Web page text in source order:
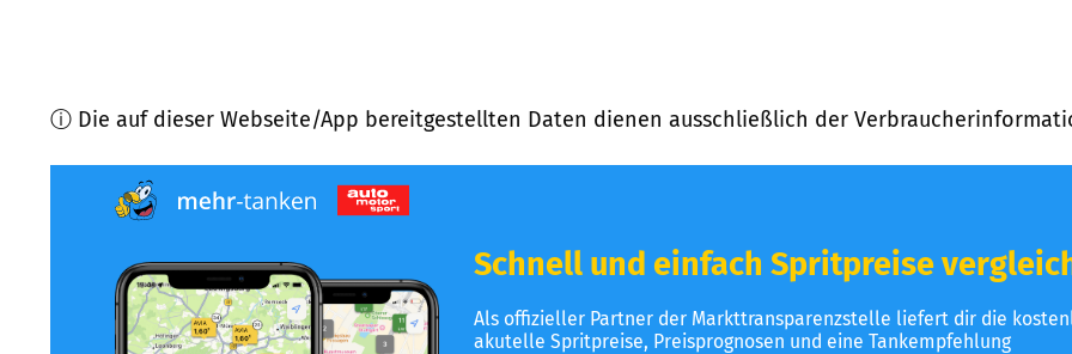
ⓘ Die auf dieser Webseite/App bereitgestellten Daten dienen ausschließlich der
Schnell und einfach Spritpreise
Als offizieller Partner der Markttransparenzstelle liefert dir die
akutelle Spritpreise, Preisprognosen und eine Tankempfehlung